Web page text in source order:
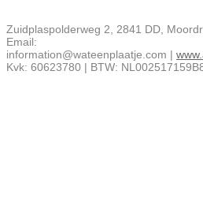
Zuidplaspolderweg 2, 2841 DD,
Email:
information@wateenplaatje.com |
Kvk: 60623780 | BTW: